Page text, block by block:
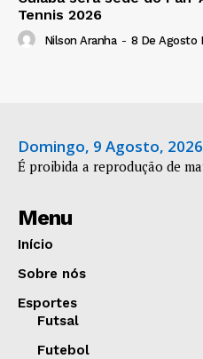
Tennis 2026
Nilson Aranha - 8 De Agosto
Domingo, 9 Agosto, 2026
É proibida a reprodução de
Menu
Início
Sobre nós
Esportes
Futsal
Futebol